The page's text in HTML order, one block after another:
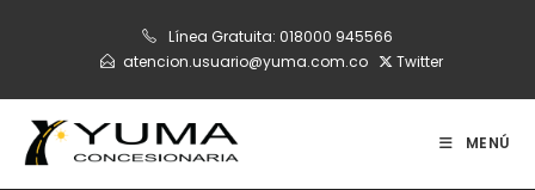
Línea Gratuita: 018000 945566
atencion.usuario@yuma.com.co
Twitter
MENÚ